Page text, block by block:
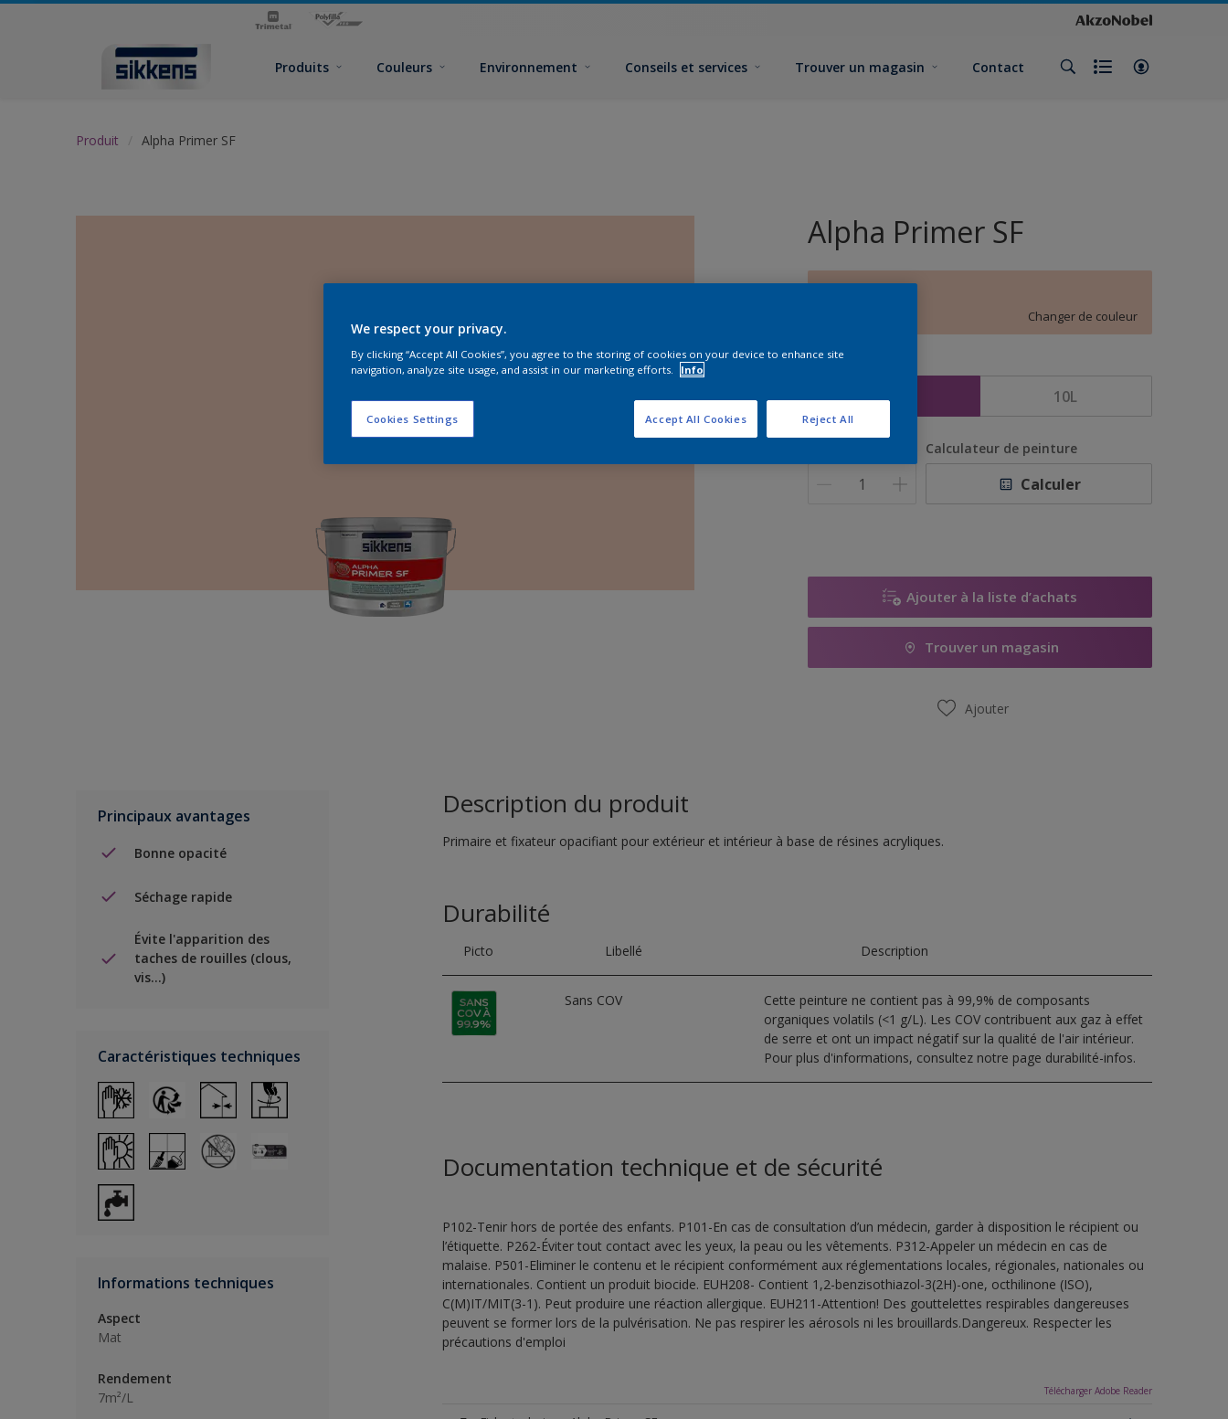
Produits Couleurs Environnement Conseils et services Trouver un magasin Contact
Produit Alpha Primer SF
Alpha Primer SF
Changer de couleur
5L 10L
Calculateur de peinture
Calculer
Ajouter à la liste d’achats
Trouver un magasin
Ajouter
Principaux avantages
Bonne opacité
Séchage rapide
Évite l'apparition des
taches de rouilles (clous,
vis…)
Caractéristiques techniques
Informations techniques
Aspect
Mat
Rendement
7m²/L
Description du produit
Primaire et fixateur opacifiant pour extérieur et intérieur à base de résines acryliques.
Durabilité
Picto Libellé Description
Sans COV
Cette peinture ne contient pas à 99,9% de composants
organiques volatils (<1 g/L). Les COV contribuent aux gaz à effet
de serre et ont un impact négatif sur la qualité de l'air intérieur.
Pour plus d'informations, consultez notre page durabilité-infos.
Documentation technique et de sécurité
P102-Tenir hors de portée des enfants. P101-En cas de consultation d’un médecin, garder à disposition le récipient ou
l’étiquette. P262-Éviter tout contact avec les yeux, la peau ou les vêtements. P312-Appeler un médecin en cas de
malaise. P501-Eliminer le contenu et le récipient conformément aux réglementations locales, régionales, nationales ou
internationales. Contient un produit biocide. EUH208- Contient 1,2-benzisothiazol-3(2H)-one, octhilinone (ISO),
C(M)IT/MIT(3-1). Peut produire une réaction allergique. EUH211-Attention! Des gouttelettes respirables dangereuses
peuvent se former lors de la pulvérisation. Ne pas respirer les aérosols ni les brouillards.Dangereux. Respecter les
précautions d'emploi
Télécharger Adobe Reader
We respect your privacy.
By clicking “Accept All Cookies”, you agree to the storing of cookies on your device to enhance site
navigation, analyze site usage, and assist in our marketing efforts.
Info
Cookies Settings Reject All
Accept All Cookies